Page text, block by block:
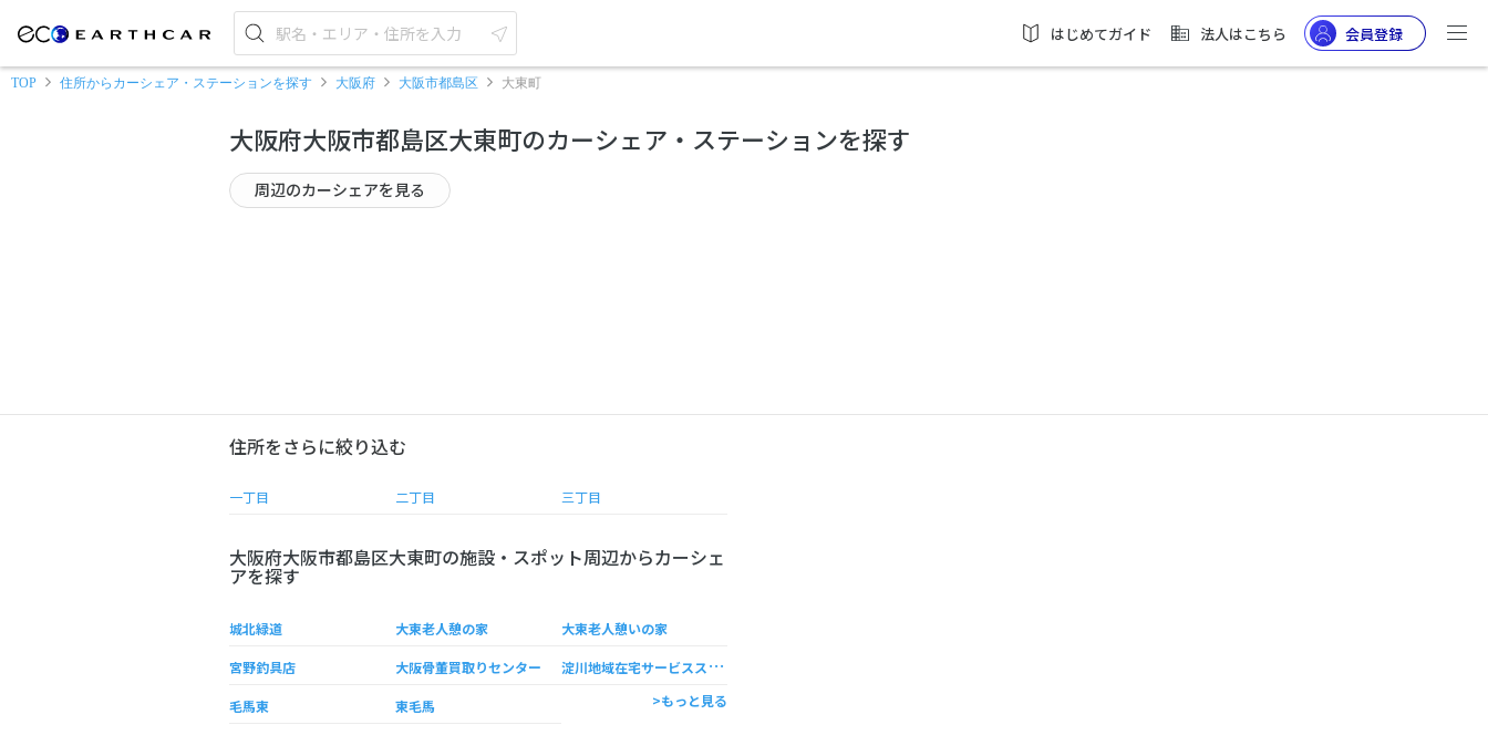
はじめてガイド 法人はこちら 会員登録
TOP 住所からカーシェア・ステーションを探す 大阪府 大阪市都島区 大東町
大阪府大阪市都島区大東町のカーシェア・ステーションを探す
周辺のカーシェアを見る
住所をさらに絞り込む
一丁目 二丁目 三丁目
大阪府大阪市都島区大東町の施設・スポット周辺からカーシェ
アを探す
城北緑道 大東老人憩の家 大東老人憩いの家
宮野釣具店 大阪骨董買取りセンター 淀
川地域在宅サービスステーション
毛馬東 東毛馬 >もっと見る